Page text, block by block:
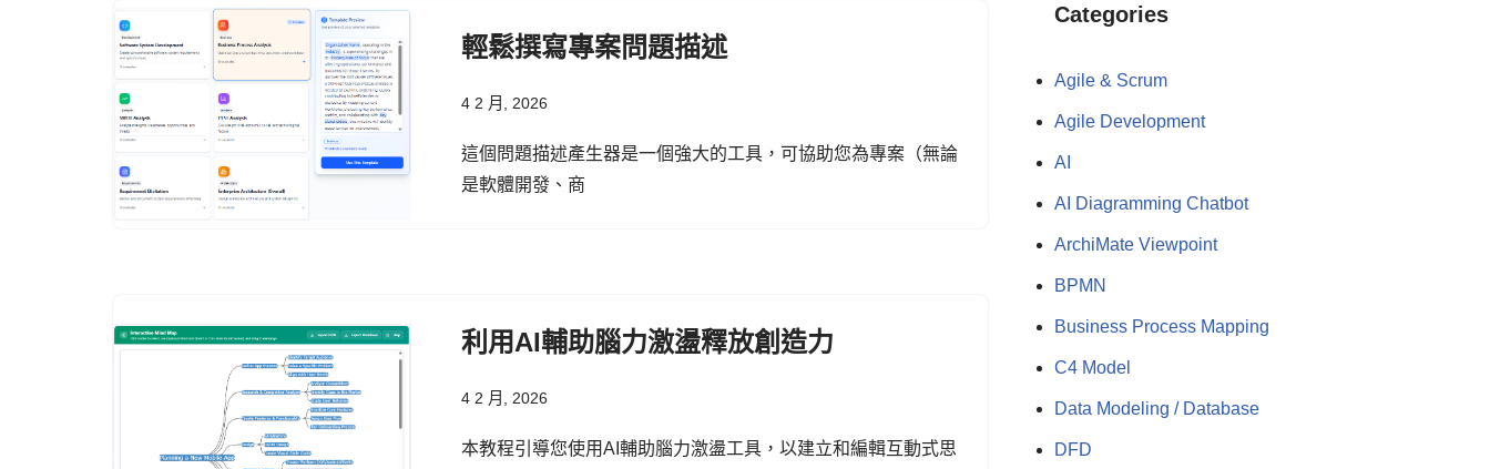
輕鬆撰寫專案問題描述
4 2 月, 2026
這個問題描述產生器是一個強大的工具，可協助您為專案（無論
是軟體開發、商
利用AI輔助腦力激盪釋放創造力
4 2 月, 2026
本教程引導您使用AI輔助腦力激盪工具，以建立和編輯互動式思
Categories
Agile & Scrum
Agile Development
AI
AI Diagramming Chatbot
ArchiMate Viewpoint
BPMN
Business Process Mapping
C4 Model
Data Modeling / Database
DFD